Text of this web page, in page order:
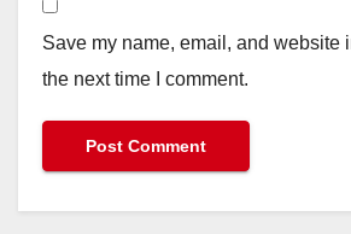
Save my name, email, and website
the next time I comment.